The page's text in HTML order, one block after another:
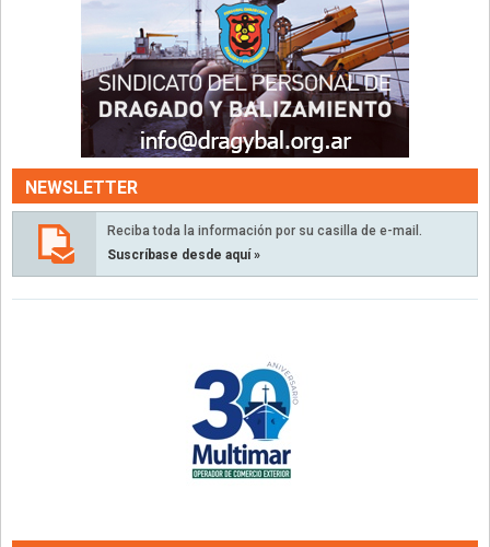
NEWSLETTER
Reciba toda la información por su casilla de e-mail.
Suscríbase desde aquí »